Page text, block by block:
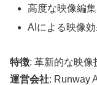
高度な映像編
AIによる映像
特徴: 革新的な映像
運営会社: Runway